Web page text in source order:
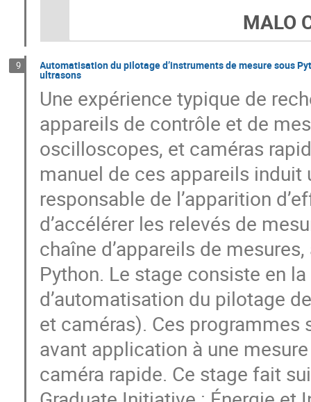
MALO
9 Automatisation du pilotage d’instruments de mesure sous
ultrasons
Une expérience typique de
appareils de contrôle et de
oscilloscopes, et caméras
manuel de ces appareils
responsable de l’apparition
d’accélérer les relevés de
chaîne d’appareils de
Python. Le stage consiste en
d’automatisation du pilotage
et caméras). Ces
avant application à une
caméra rapide. Ce stage fait